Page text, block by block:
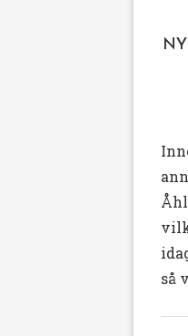
så